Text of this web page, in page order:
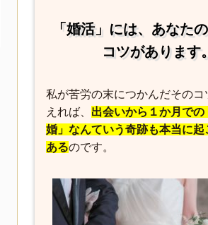
「婚活」には、あなた
コツがあります。
私が苦労の末につかんだそのコ
えれば、 出会いから１か月での
婚」なんていう奇跡も本当に起
あるのです。